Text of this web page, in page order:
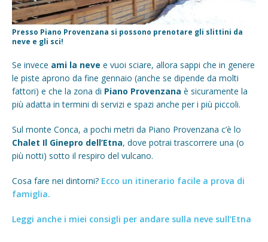
Presso Piano Provenzana si possono prenotare gli slittini da
neve e gli sci!
Se invece ami la neve e vuoi sciare, allora sappi che in genere
le piste aprono da fine gennaio (anche se dipende da molti
fattori) e che la zona di Piano Provenzana è sicuramente la
più adatta in termini di servizi e spazi anche per i più piccoli.
Sul monte Conca, a pochi metri da Piano Provenzana c’è lo
Chalet Il Ginepro dell’Etna, dove potrai trascorrere una (o
più notti) sotto il respiro del vulcano.
Cosa fare nei dintorni? Ecco un itinerario facile a prova di
famiglia.
Leggi anche i miei consigli per andare sulla neve sull’Etna